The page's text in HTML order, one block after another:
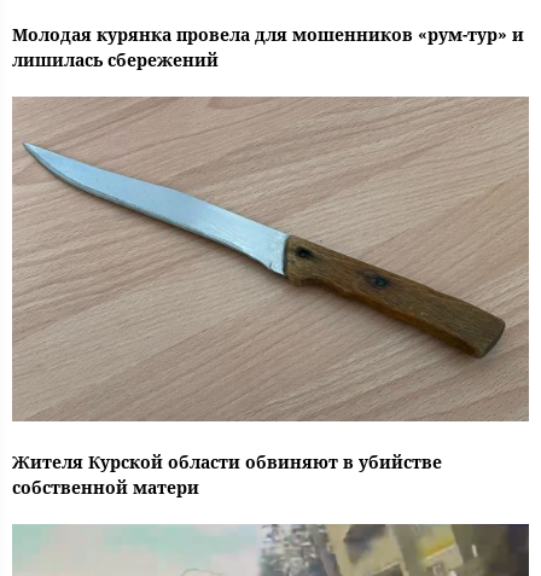
Молодая курянка провела для мошенников «рум-тур» и
лишилась сбережений
Жителя Курской области обвиняют в убийстве
собственной матери